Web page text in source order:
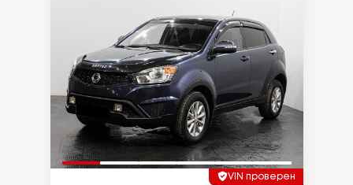
VIN проверен